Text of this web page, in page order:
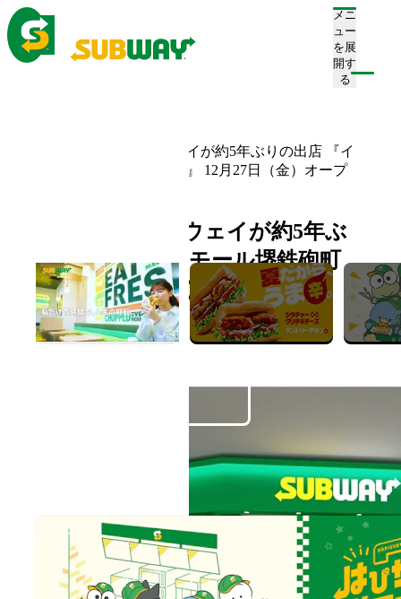
メニ
ュー
を展
開す
る
大阪府堺市にサブウェイが約5年ぶりの出店 『イ
オンモール堺鉄砲町店』 12月27日（金）オープ
大阪府堺市にサブウェイが約5年ぶ
りの出店 『イオンモール堺鉄砲町
店』 12月27日（金）オープン
2024.12.23